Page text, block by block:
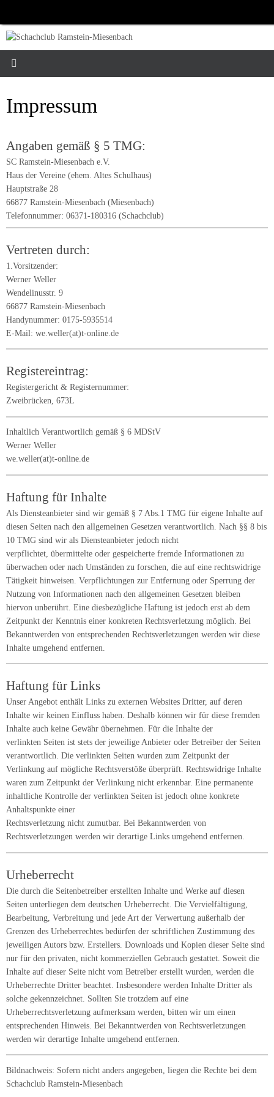
springen
Impressum
Angaben gemäß § 5 TMG:
SC Ramstein-Miesenbach e.V.
Haus der Vereine (ehem. Altes Schulhaus)
Hauptstraße 28
66877 Ramstein-Miesenbach (Miesenbach)
Telefonnummer: 06371-180316 (Schachclub)
Vertreten durch:
1.Vorsitzender:
Werner Weller
Wendelinusstr. 9
66877 Ramstein-Miesenbach
Handynummer: 0175-5935514
E-Mail: we.weller(at)t-online.de
Registereintrag:
Registergericht & Registernummer:
Zweibrücken, 673L
Inhaltlich Verantwortlich gemäß § 6 MDStV
Werner Weller
we.weller(at)t-online.de
Haftung für Inhalte
Als Diensteanbieter sind wir gemäß § 7 Abs.1 TMG für eigene Inhalte auf
diesen Seiten nach den allgemeinen Gesetzen verantwortlich. Nach §§ 8 bis
10 TMG sind wir als Diensteanbieter jedoch nicht
verpflichtet, übermittelte oder gespeicherte fremde Informationen zu
überwachen oder nach Umständen zu forschen, die auf eine rechtswidrige
Tätigkeit hinweisen. Verpflichtungen zur Entfernung oder Sperrung der
Nutzung von Informationen nach den allgemeinen Gesetzen bleiben
hiervon unberührt. Eine diesbezügliche Haftung ist jedoch erst ab dem
Zeitpunkt der Kenntnis einer konkreten Rechtsverletzung möglich. Bei
Bekanntwerden von entsprechenden Rechtsverletzungen werden wir diese
Inhalte umgehend entfernen.
Haftung für Links
Unser Angebot enthält Links zu externen Websites Dritter, auf deren
Inhalte wir keinen Einfluss haben. Deshalb können wir für diese fremden
Inhalte auch keine Gewähr übernehmen. Für die Inhalte der
verlinkten Seiten ist stets der jeweilige Anbieter oder Betreiber der Seiten
verantwortlich. Die verlinkten Seiten wurden zum Zeitpunkt der
Verlinkung auf mögliche Rechtsverstöße überprüft. Rechtswidrige Inhalte
waren zum Zeitpunkt der Verlinkung nicht erkennbar. Eine permanente
inhaltliche Kontrolle der verlinkten Seiten ist jedoch ohne konkrete
Anhaltspunkte einer
Rechtsverletzung nicht zumutbar. Bei Bekanntwerden von
Rechtsverletzungen werden wir derartige Links umgehend entfernen.
Urheberrecht
Die durch die Seitenbetreiber erstellten Inhalte und Werke auf diesen
Seiten unterliegen dem deutschen Urheberrecht. Die Vervielfältigung,
Bearbeitung, Verbreitung und jede Art der Verwertung außerhalb der
Grenzen des Urheberrechtes bedürfen der schriftlichen Zustimmung des
jeweiligen Autors bzw. Erstellers. Downloads und Kopien dieser Seite sind
nur für den privaten, nicht kommerziellen Gebrauch gestattet. Soweit die
Inhalte auf dieser Seite nicht vom Betreiber erstellt wurden, werden die
Urheberrechte Dritter beachtet. Insbesondere werden Inhalte Dritter als
solche gekennzeichnet. Sollten Sie trotzdem auf eine
Urheberrechtsverletzung aufmerksam werden, bitten wir um einen
entsprechenden Hinweis. Bei Bekanntwerden von Rechtsverletzungen
werden wir derartige Inhalte umgehend entfernen.
Bildnachweis: Sofern nicht anders angegeben, liegen die Rechte bei dem
Schachclub Ramstein-Miesenbach